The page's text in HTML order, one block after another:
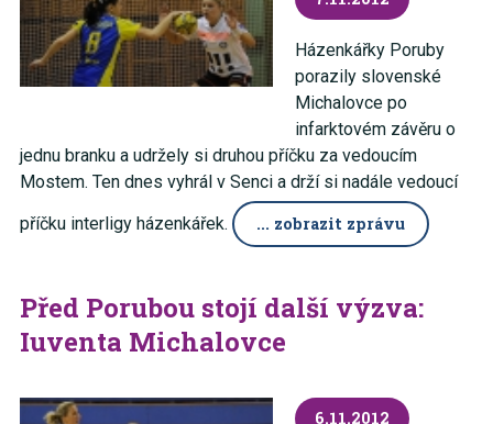
Házenkářky Poruby
porazily slovenské
Michalovce po
infarktovém závěru o
jednu branku a udržely si druhou příčku za vedoucím
Mostem. Ten dnes vyhrál v Senci a drží si nadále vedoucí
příčku interligy házenkářek.
... zobrazit zprávu
Před Porubou stojí další výzva:
Iuventa Michalovce
6.11.2012